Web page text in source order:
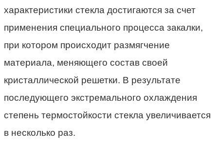
характеристики стекла достигаются за счет
применения специального процесса закалки,
при котором происходит размягчение
материала, меняющего состав своей
кристаллической решетки. В результате
последующего экстремального охлаждения
степень термостойкости стекла увеличивается
в несколько раз.